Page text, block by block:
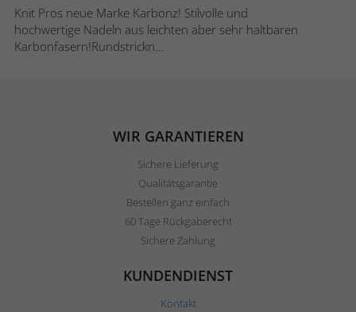
Knit Pros neue Marke Karbonz! Stilvolle und
hochwertige Nadeln aus leichten aber sehr haltbaren
Karbonfasern!Rundstrickn...
WIR GARANTIEREN
Sichere Lieferung
Qualitätsgarantie
Bestellen ganz einfach
60 Tage Rückgaberecht
Sichere Zahlung
KUNDENDIENST
Kontakt